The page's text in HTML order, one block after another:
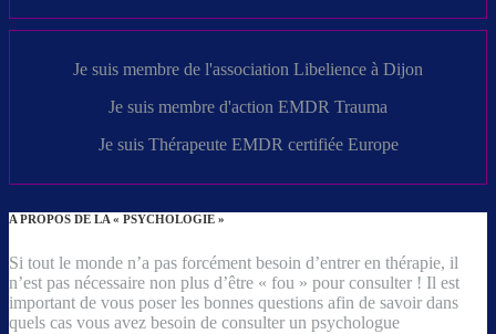
Je suis membre de l'association Libelience à Dijon
Je suis membre d'action EMDR Trauma
Je suis Thérapeute EMDR certifiée Europe
A PROPOS DE LA « PSYCHOLOGIE »
Si tout le monde n’a pas forcément besoin d’entrer en thérapie, il
n’est pas nécessaire non plus d’être « fou » pour consulter ! Il est
important de vous poser les bonnes questions afin de savoir dans
quels cas vous avez besoin de consulter un psychologue